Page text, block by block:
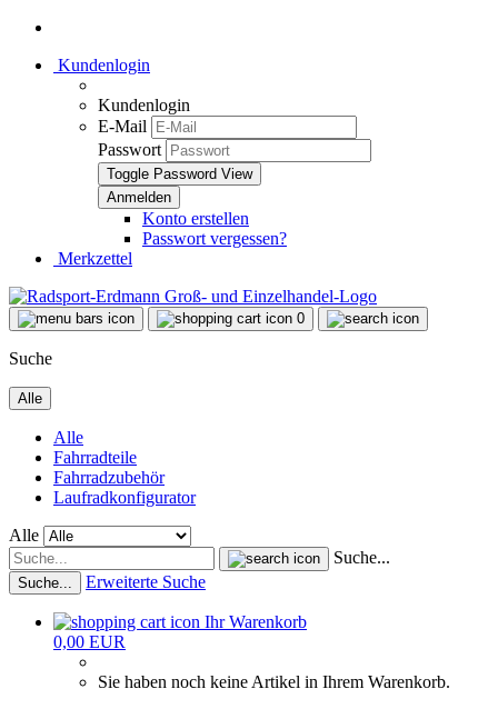
Kundenlogin
Kundenlogin
E-Mail
Passwort
Toggle Password View
Konto erstellen
Passwort vergessen?
Merkzettel
0
Suche
Alle
Alle
Fahrradteile
Fahrradzubehör
Laufradkonfigurator
Alle
Suche...
Suche... Erweiterte Suche
Ihr Warenkorb
0,00 EUR
Sie haben noch keine Artikel in Ihrem Warenkorb.